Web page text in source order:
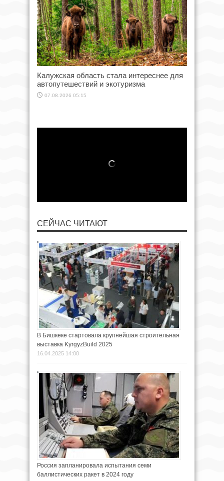
Калужская область стала интереснее для
автопутешествий и экотуризма
07.08.2026 05:15
СЕЙЧАС ЧИТАЮТ
В Бишкеке стартовала крупнейшая строительная
выставка KyrgyzBuild 2025
16.04.2025 14:00
Россия запланировала испытания семи
баллистических ракет в 2024 году